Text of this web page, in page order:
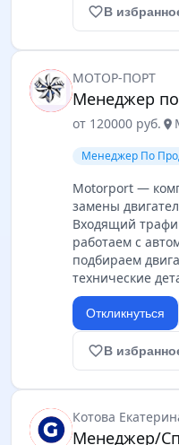
favorite_borderВ
МОТОР-ПОРТ
от 120000 руб. location_on
Менеджер По
Motorport —
замены
Входящий
работаем с
подбираем
технические
Откликнуться
favorite_borderВ
Котова